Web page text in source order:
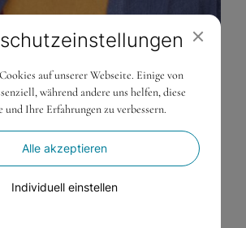
Birgit
auf unserer Webseite. Einige von
während andere uns helfen, diese
und Ihre Erfahrungen zu verbessern.
Alle akzeptieren
Individuell einstellen